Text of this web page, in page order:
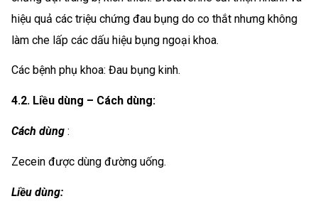
hiệu quả các triệu chứng đau bụng do co thắt nhưng không
làm che lấp các dấu hiệu bụng ngoại khoa.
Các bệnh phụ khoa: Đau bụng kinh.
4.2. Liều dùng – Cách dùng:
Cách dùng :
Zecein được dùng đường uống.
Liều dùng: